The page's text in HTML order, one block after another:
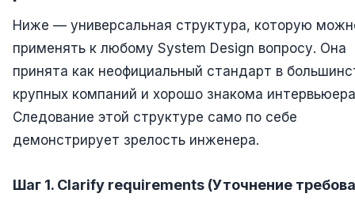
Ниже — универсальная структура, которую
применять к любому System Design вопросу. Она
принята как неофициальный стандарт в
крупных компаний и хорошо знакома
Следование этой структуре само по себе
демонстрирует зрелость инженера.
Шаг 1. Clarify requirements (Уточнение